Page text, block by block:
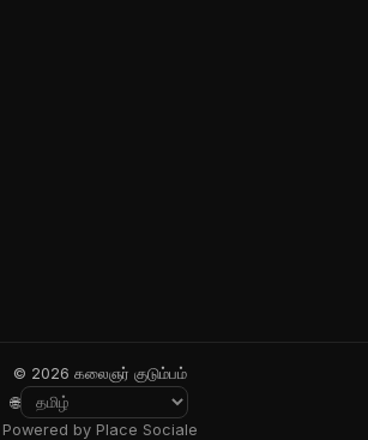
© 2026 கலைஞர் குடும்பம்
🌐
Powered by Place Sociale